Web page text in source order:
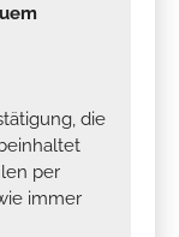
die
per
immer